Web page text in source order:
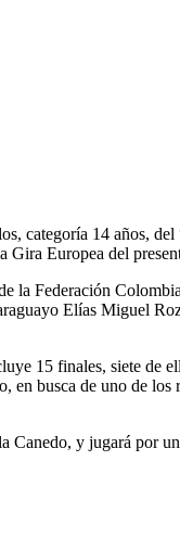
categoría 14 años,
Gira Europea del
la Federación
Elías Miguel
15 finales, siete de
busca de uno de los
Canedo, y jugará por